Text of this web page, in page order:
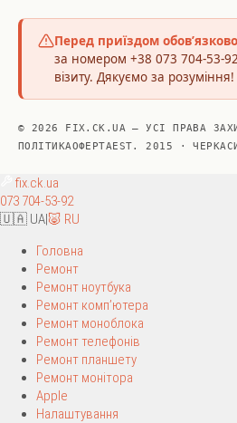
Перед приїздом
за номером +38 073 704-53-
візиту. Дякуємо за розуміння!
© 2026 FIX.CK.UA — УСІ ПРАВА
ПОЛІТИКАОФЕРТАEST. 2015 ·
fix.ck.ua
073 704-53-92
🇺🇦 UA|🐷 RU
Головна
Ремонт
Ремонт ноутбука
Ремонт комп’ютера
Ремонт моноблока
Ремонт телефонів
Ремонт планшету
Ремонт монітора
Apple
Налаштування